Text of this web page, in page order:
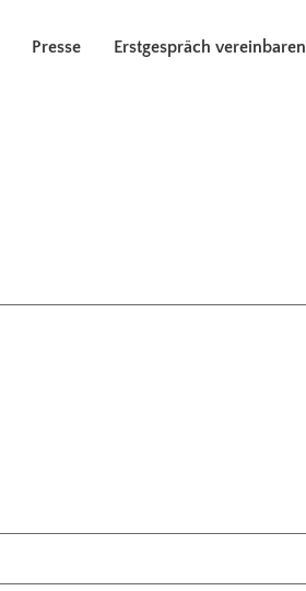
Presse Erstgespräch vereinbaren